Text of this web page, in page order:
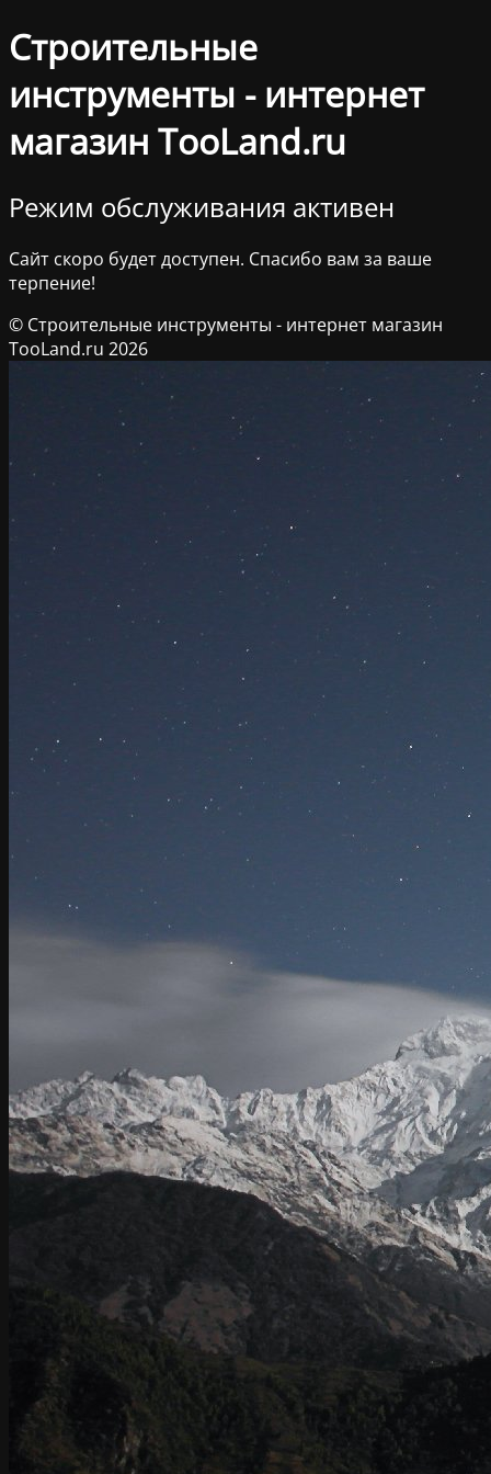
Строительные
инструменты - интернет
магазин TooLand.ru
Режим обслуживания активен
Сайт скоро будет доступен. Спасибо вам за ваше
терпение!
© Строительные инструменты - интернет магазин
TooLand.ru 2026